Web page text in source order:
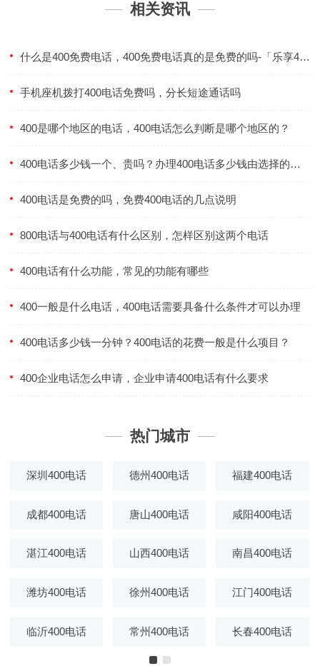
相关资讯
什么是400免费电话，400免费电话真的是免费的吗-「乐享400电话」
手机座机拨打400电话免费吗，分长短途通话吗
400是哪个地区的电话，400电话怎么判断是哪个地区的？
400电话多少钱一个、贵吗？办理400电话多少钱由选择的套餐和号码决定的-「乐享400电话」
400电话是免费的吗，免费400电话的几点说明
800电话与400电话有什么区别，怎样区别这两个电话
400电话有什么功能，常见的功能有哪些
400一般是什么电话，400电话需要具备什么条件才可以办理
400电话多少钱一分钟？400电话的花费一般是什么项目？
400企业电话怎么申请，企业申请400电话有什么要求
热门城市
深圳400电话 德州400电话 福建400电话
成都400电话 唐山400电话 咸阳400电话
湛江400电话 山西400电话 南昌400电话
潍坊400电话 徐州400电话 江门400电话
临沂400电话 常州400电话 长春400电话